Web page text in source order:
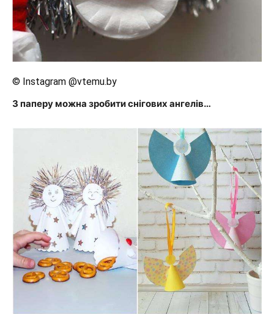
© Instagram @vtemu.by
З паперу можна зробити снігових ангелів…